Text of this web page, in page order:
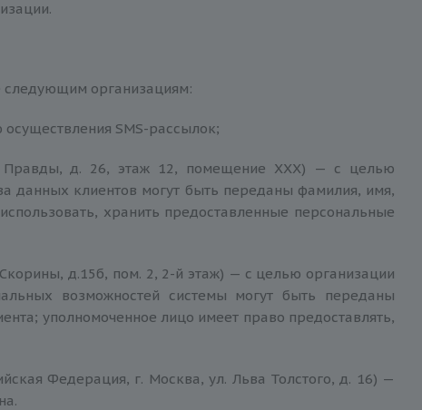
следующим организациям:
SMS-рассылок;
Правды, д. 26, этаж 12, помещение XXX) — с целью
данных клиентов могут быть переданы фамилия, имя,
хранить предоставленные персональные
д.15б, пом. 2, 2-й этаж) — с целью организации
возможностей системы могут быть переданы
уполномоченное лицо имеет право предоставлять,
Федерация, г. Москва, ул. Льва Толстого, д. 16) —